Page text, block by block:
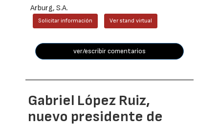
Arburg, S.A.
Solicitar información Ver stand virtual
ver/escribir comentarios
Gabriel López Ruiz,
nuevo presidente de